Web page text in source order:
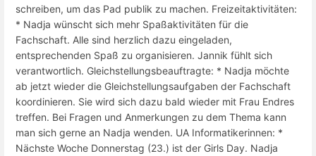
schreiben, um das Pad publik zu machen. Freizeitaktivitäten:
* Nadja wünscht sich mehr Spaßaktivitäten für die
Fachschaft. Alle sind herzlich dazu eingeladen,
entsprechenden Spaß zu organisieren. Jannik fühlt sich
verantwortlich. Gleichstellungsbeauftragte: * Nadja möchte
ab jetzt wieder die Gleichstellungsaufgaben der Fachschaft
koordinieren. Sie wird sich dazu bald wieder mit Frau Endres
treffen. Bei Fragen und Anmerkungen zu dem Thema kann
man sich gerne an Nadja wenden. UA Informatikerinnen: *
Nächste Woche Donnerstag (23.) ist der Girls Day. Nadja